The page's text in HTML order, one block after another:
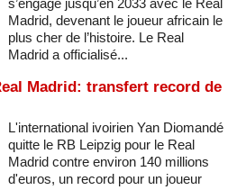
Madrid, devenant le joueur africain le
plus cher de l’histoire. Le Real
Madrid a officialisé...
Madrid: transfert record de
L'international ivoirien Yan Diomandé
quitte le RB Leipzig pour le Real
Madrid contre environ 140 millions
d'euros, un record pour un joueur